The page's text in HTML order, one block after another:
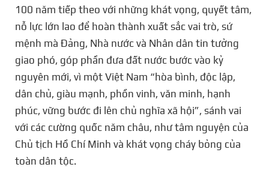
100 năm tiếp theo với những khát vọng, quyết tâm,
nỗ lực lớn lao để hoàn thành xuất sắc vai trò, sứ
mệnh mà Đảng, Nhà nước và Nhân dân tin tưởng
giao phó, góp phần đưa đất nước bước vào kỷ
nguyên mới, vì một Việt Nam “hòa bình, độc lập,
dân chủ, giàu mạnh, phồn vinh, văn minh, hạnh
phúc, vững bước đi lên chủ nghĩa xã hội”, sánh vai
với các cường quốc năm châu, như tâm nguyện của
Chủ tịch Hồ Chí Minh và khát vọng cháy bỏng của
toàn dân tộc.